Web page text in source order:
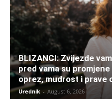
BLIZANCI: Zvijezde
pred vama su
oprez, mudrost i prave
Urednik - August 6, 2026